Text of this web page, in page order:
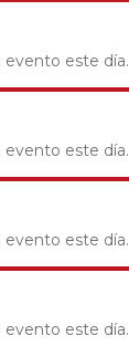
evento este día.
evento este día.
evento este día.
evento este día.